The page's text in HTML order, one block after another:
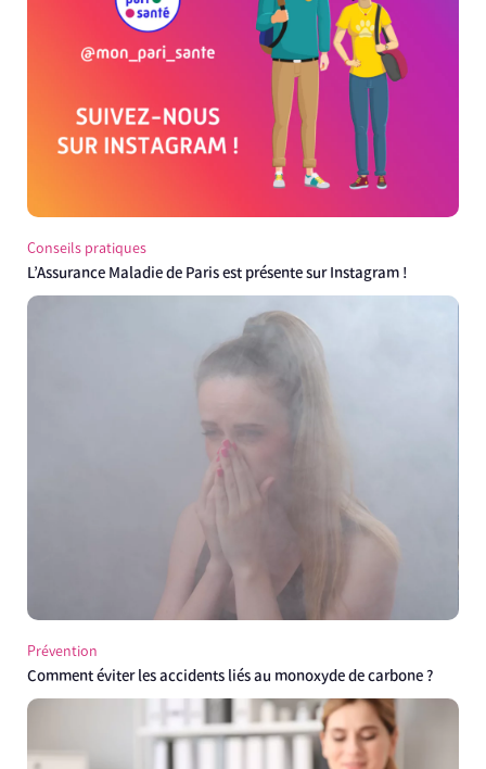
Conseils pratiques
L’Assurance Maladie de Paris est présente sur Instagram !
Prévention
Comment éviter les accidents liés au monoxyde de carbone ?